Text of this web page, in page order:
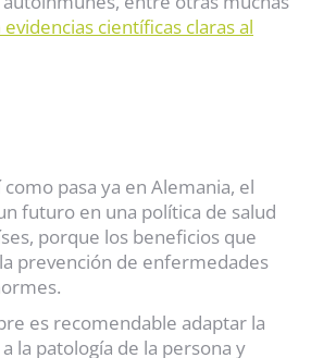
evidencias científicas claras al
pasa ya en Alemania, el
futuro en una política de salud
porque los beneficios que
prevención de enfermedades
es recomendable adaptar la
la patología de la persona y